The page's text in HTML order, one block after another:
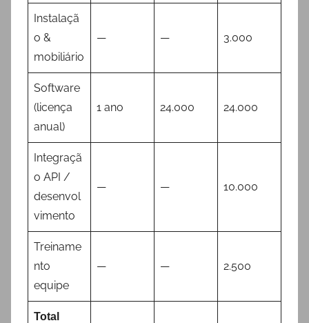
Instalaçã
o &
mobiliário
— — 3.000
Software
(licença
anual)
1 ano 24.000 24.000
Integraçã
o API /
desenvol
vimento
— — 10.000
Treiname
nto
equipe
— — 2.500
Total